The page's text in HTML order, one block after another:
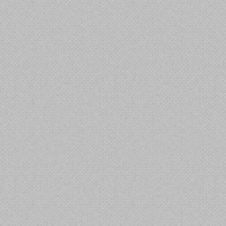
2026_08_02_02_44_15-
83P1
Practice1
Autodromo
Nazionale Di
Monza
Formula
NRD
2026
11
2026_08_01_23_07_25-
25P1
Practice1
Autodromo
Nazionale Di
Monza
Formula
NRD
2026
2026_08_01_20_55_49-
01P1
Practice1
Autodromo
Nazionale Di
Monza
Formula
NRD
2026
2026_08_01_13_38_22-
77P1
Practice1
Autodromo
Nazionale Di
Monza
Formula
NRD
2026
2
2026_08_01_09_45_21-
57P1
Practice1
Autodromo
Nazionale Di
Monza
Formula
NRD
2026
1
2026_07_31_21_10_33-
40P1
Practice1
Autodromo
Nazionale Di
Monza
Formula
NRD
2026
1
2026_07_31_20_35_37-
73P1
Practice1
Autodromo
Nazionale Di
Monza
Formula
NRD
2026
1
2026_07_31_02_10_21-
57P1
Practice1
Autodromo
Nazionale Di
Monza
Formula
NRD
2026
1
Autodromo Formula